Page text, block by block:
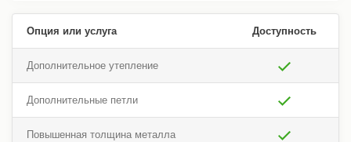
Опция или услуга Доступность
Дополнительное утепление
Дополнительные петли
Повышенная толщина металла